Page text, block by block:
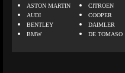
ASTON MARTIN
AUDI
BENTLEY
BMW
CITROEN
COOPER
DAIMLER
DE TOMASO